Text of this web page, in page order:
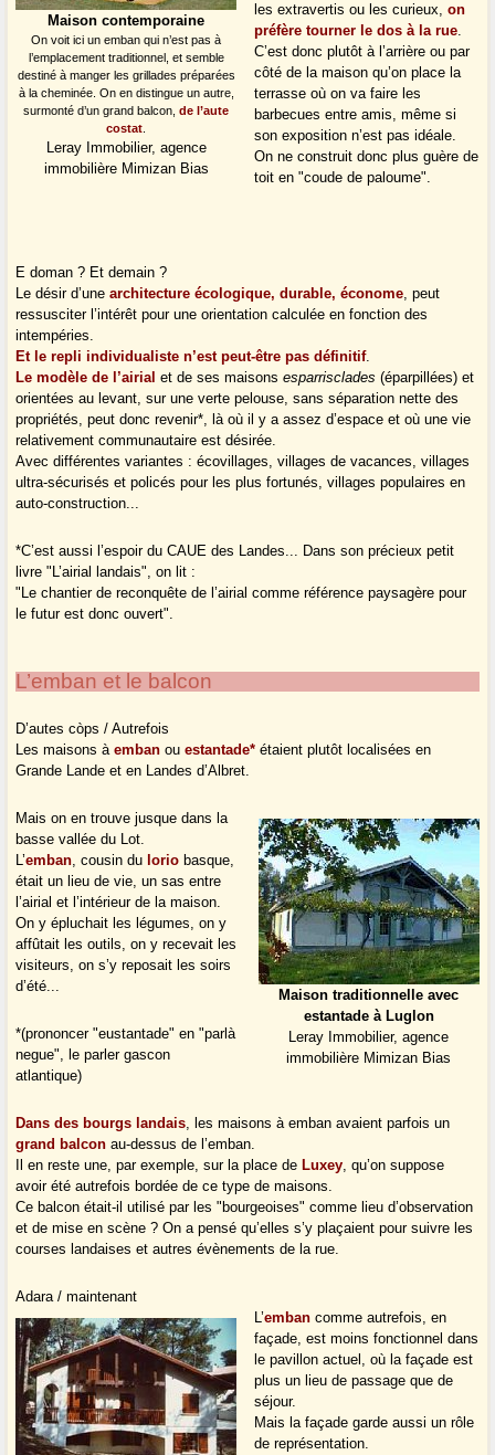
Maison contemporaine
On voit ici un emban qui n’est pas à
l’emplacement traditionnel, et semble
destiné à manger les grillades préparées
à la cheminée. On en distingue un autre,
surmonté d’un grand balcon,de l’aute
costat
Leray Immobilier, agence
immobilière Mimizan Bias
les extravertis ou les curieux,on
préfère tourner le dos à la rue.
C’est donc plutôt à l’arrière ou par
côté de la maison qu’on place la
terrasse où on va faire les
barbecues entre amis, même si
son exposition n’est pas idéale.
On ne construit donc plus guère de
toit en "coude de paloume".
E doman ? Et demain ?
Le désir d’unearchitecture écologique, durable, économe, peut
ressusciter l’intérêt pour une orientation calculée en fonction des
intempéries.
Et le repli individualiste n’est peut-être pas définitif.
Le modèle de l’airial et de ses maisonsesparrisclades (éparpillées) et
orientées au levant, sur une verte pelouse, sans séparation nette des
propriétés, peut donc revenir*, là où il y a assez d’espace et où une vie
relativement communautaire est désirée.
Avec différentes variantes : écovillages, villages de vacances, villages
ultra-sécurisés et policés pour les plus fortunés, villages populaires en
auto-construction...
*C’est aussi l’espoir du CAUE des Landes... Dans son précieux petit
livre "L’airial landais", on lit :
"Le chantier de reconquête de l’airial comme référence paysagère pour
le futur est donc ouvert".
L’emban et le balcon
D’autes còps / Autrefois
Les maisons àemban ouestantade* étaient plutôt localisées en
Grande Lande et en Landes d’Albret.
Maison traditionnelle avec
estantade à Luglon
Leray Immobilier, agence
immobilière Mimizan Bias
Mais on en trouve jusque dans la
basse vallée du Lot.
L’emban, cousin du lorio basque,
était un lieu de vie, un sas entre
l’airial et l’intérieur de la maison.
On y épluchait les légumes, on y
affûtait les outils, on y recevait les
visiteurs, on s’y reposait les soirs
d’été...
*(prononcer "eustantade" en "parlà
negue", le parler gascon
atlantique)
Dans des bourgs landais, les maisons à emban avaient parfois un
grand balcon au-dessus de l’emban.
Il en reste une, par exemple, sur la place de Luxey, qu’on suppose
avoir été autrefois bordée de ce type de maisons.
Ce balcon était-il utilisé par les "bourgeoises" comme lieu d’observation
et de mise en scène ? On a pensé qu’elles s’y plaçaient pour suivre les
courses landaises et autres évènements de la rue.
Adara / maintenant
L’emban comme autrefois, en
façade, est moins fonctionnel dans
le pavillon actuel, où la façade est
plus un lieu de passage que de
séjour.
Mais la façade garde aussi un rôle
de représentation.